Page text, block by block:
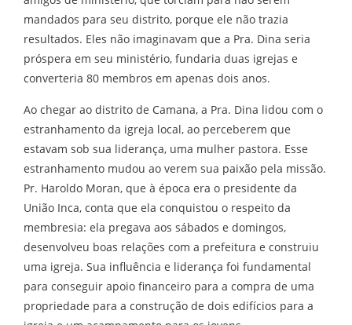
mandados para seu distrito, porque ele não trazia
resultados. Eles não imaginavam que a Pra. Dina seria
próspera em seu ministério, fundaria duas igrejas e
converteria 80 membros em apenas dois anos.
Ao chegar ao distrito de Camana, a Pra. Dina lidou com o
estranhamento da igreja local, ao perceberem que
estavam sob sua liderança, uma mulher pastora. Esse
estranhamento mudou ao verem sua paixão pela missão.
Pr. Haroldo Moran, que à época era o presidente da
União Inca, conta que ela conquistou o respeito da
membresia: ela pregava aos sábados e domingos,
desenvolveu boas relações com a prefeitura e construiu
uma igreja. Sua influência e liderança foi fundamental
para conseguir apoio financeiro para a compra de uma
propriedade para a construção de dois edifícios para a